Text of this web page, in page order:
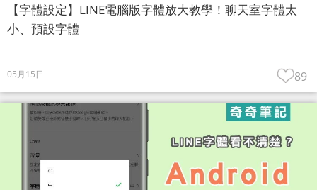
【字體設定】LINE電腦版字體放大教學！聊天室字體太
小、預設字體
05月15日 89